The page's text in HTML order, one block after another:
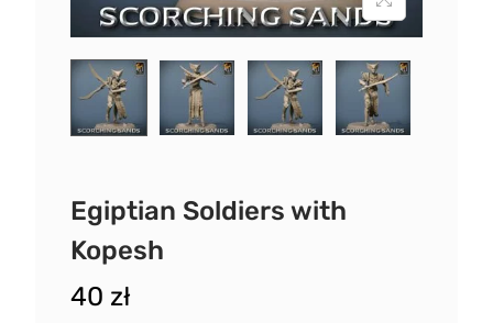
Egiptian Soldiers with
Kopesh
40 zł